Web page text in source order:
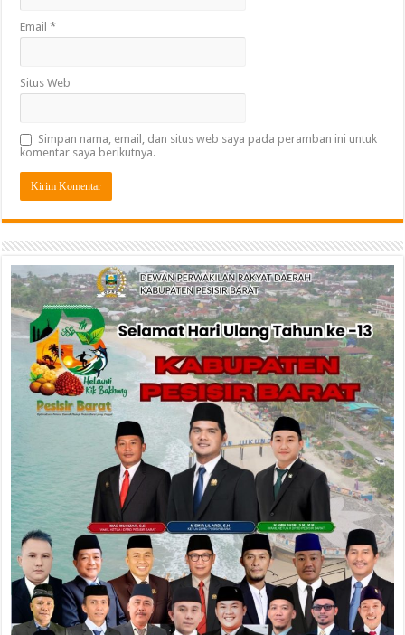
Email*
Situs Web
Simpan nama, email, dan situs web saya pada peramban ini untuk
komentar saya berikutnya.